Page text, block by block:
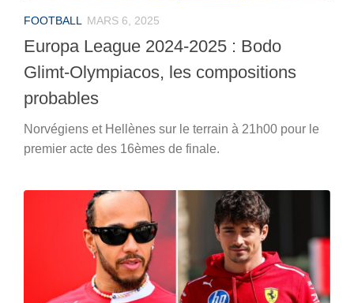
FOOTBALL MARS 6, 2025
Europa League 2024-2025 : Bodo
Glimt-Olympiacos, les compositions
probables
Norvégiens et Hellènes sur le terrain à 21h00 pour le
premier acte des 16èmes de finale.